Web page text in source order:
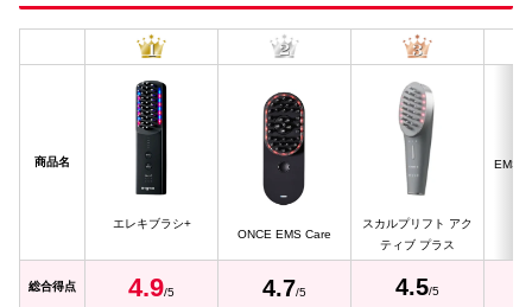
商品名
エレキブラシ+
ONCE EMS Care
スカルプリフト アク
ティブ プラス
EMS
総合得点 4.9/5 4.7/5 4.5/5